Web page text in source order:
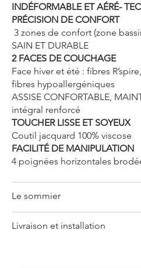
INDÉFORMABLE ET AÉRÉ-
PRÉCISION DE CONFORT
3 zones de confort (zone
SAIN ET DURABLE
2 FACES DE COUCHAGE
Face hiver et été : fibres
fibres hypoallergéniques
ASSISE CONFORTABLE,
intégral renforcé
TOUCHER LISSE ET SOYEUX
Coutil jacquard 100% viscose
FACILITÉ DE MANIPULATION
4 poignées horizontales
Le sommier
Livraison et installation